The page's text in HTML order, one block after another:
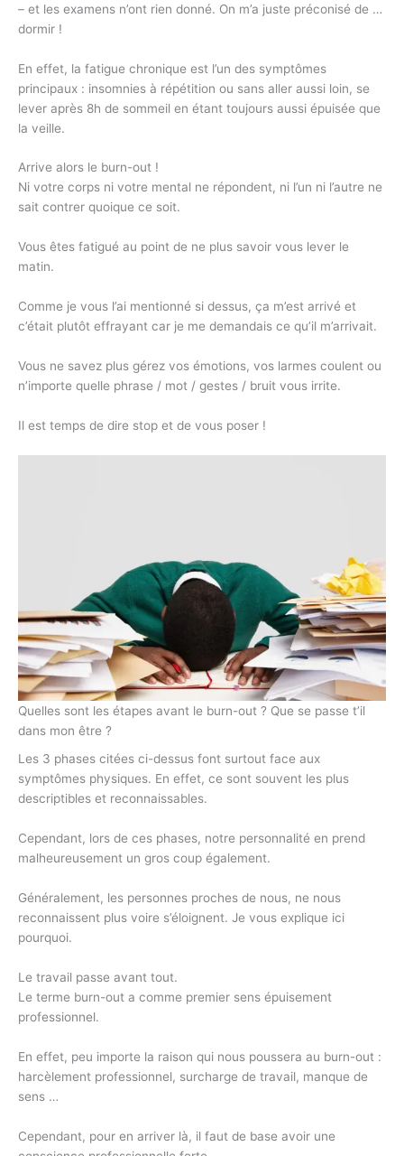
– et les examens n’ont rien donné. On m’a juste préconisé de …
dormir !
En effet, la fatigue chronique est l’un des symptômes
principaux : insomnies à répétition ou sans aller aussi loin, se
lever après 8h de sommeil en étant toujours aussi épuisée que
la veille.
Arrive alors le burn-out !
Ni votre corps ni votre mental ne répondent, ni l’un ni l’autre ne
sait contrer quoique ce soit.
Vous êtes fatigué au point de ne plus savoir vous lever le
matin.
Comme je vous l’ai mentionné si dessus, ça m’est arrivé et
c’était plutôt effrayant car je me demandais ce qu’il m’arrivait.
Vous ne savez plus gérez vos émotions, vos larmes coulent ou
n’importe quelle phrase / mot / gestes / bruit vous irrite.
Il est temps de dire stop et de vous poser !
Quelles sont les étapes avant le burn-out ? Que se passe t’il
dans mon être ?
Les 3 phases citées ci-dessus font surtout face aux
symptômes physiques. En effet, ce sont souvent les plus
descriptibles et reconnaissables.
Cependant, lors de ces phases, notre personnalité en prend
malheureusement un gros coup également.
Généralement, les personnes proches de nous, ne nous
reconnaissent plus voire s’éloignent. Je vous explique ici
pourquoi.
Le travail passe avant tout.
Le terme burn-out a comme premier sens épuisement
professionnel.
En effet, peu importe la raison qui nous poussera au burn-out :
harcèlement professionnel, surcharge de travail, manque de
sens …
Cependant, pour en arriver là, il faut de base avoir une